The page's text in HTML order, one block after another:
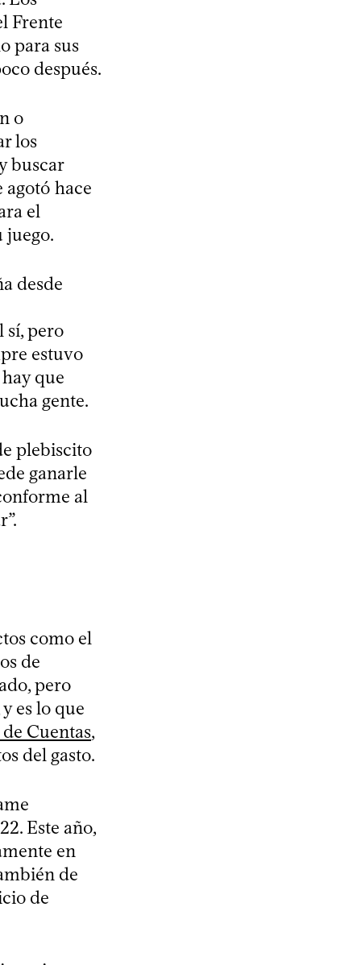
Frente
para sus
después.
o
los
buscar
hace
el
juego.
desde
sí, pero
estuvo
que
gente.
plebiscito
ganarle
al
como el
de
pero
es lo que
Cuentas,
del gasto.
Este año,
en
de
de